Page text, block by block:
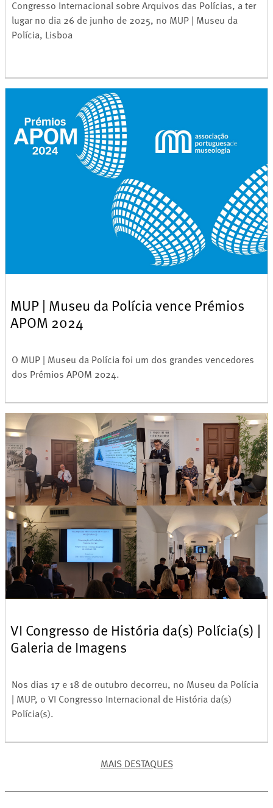
Congresso Internacional sobre Arquivos das Polícias, a ter
lugar no dia 26 de junho de 2025, no MUP | Museu da
Polícia, Lisboa
MUP | Museu da Polícia vence Prémios
APOM 2024
O MUP | Museu da Polícia foi um dos grandes vencedores
dos Prémios APOM 2024.
VI Congresso de História da(s) Polícia(s) |
Galeria de Imagens
Nos dias 17 e 18 de outubro decorreu, no Museu da Polícia
| MUP, o VI Congresso Internacional de História da(s)
Polícia(s).
MAIS DESTAQUES